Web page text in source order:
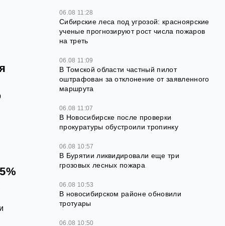
06.08 11:28
Сибирские леса под угрозой: красноярские
ученые прогнозируют рост числа пожаров
на треть
06.08 11:09
В Томской области частный пилот
оштрафован за отклонение от заявленного
маршрута
06.08 11:07
В Новосибирске после проверки
прокуратуры обустроили тропинку
06.08 10:57
В Бурятии ликвидировали еще три
грозовых лесных пожара
06.08 10:53
В новосибирском районе обновили
тротуары
06.08 10:50